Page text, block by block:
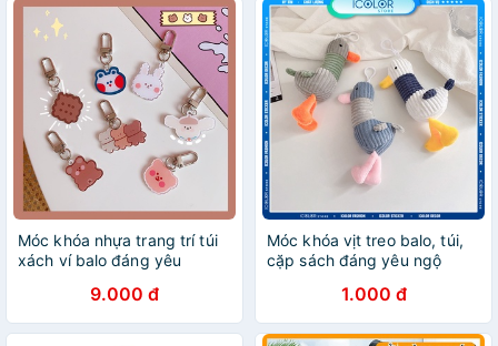
Móc khóa nhựa trang trí túi
xách ví balo đáng yêu
9.000 đ
Móc khóa vịt treo balo, túi,
cặp sách đáng yêu ngộ
1.000 đ